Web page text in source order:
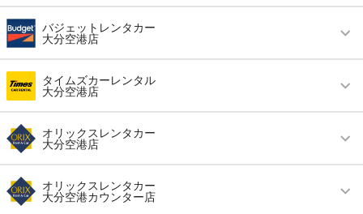
営業時間 毎日 08:00 ～ 20:00
アクセス 大分駅より徒歩で約2分（送迎なし）
大分県大分市金池南1丁目1番5号
この店舗でレンタカーを探す
バジェットレンタカー
大分空港店
営業時間 毎日 08:00 ～ 19:00
アクセス 大分空港より無料送迎車で約5分
住所 大分県国東市安岐町下原７５１−１
この店舗でレンタカーを探す
タイムズカーレンタル
大分空港店
営業時間 毎日 09:00 ～ 19:00
アクセス 大分空港より徒歩で約5分（送迎なし）
住所 国東市安岐町下原ﾌｸﾐ36-1
オリックスレンタカー
大分空港店
営業時間 毎日 09:00 ～ 19:00
アクセス 大分空港より無料送迎車で約7分
オリックスレンタカー
大分空港カウンター店